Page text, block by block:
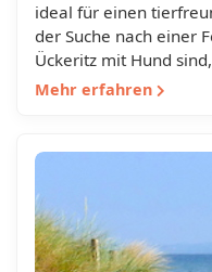
ideal für einen
der Suche nach einer
Ückeritz mit Hund
Mehr erfahren